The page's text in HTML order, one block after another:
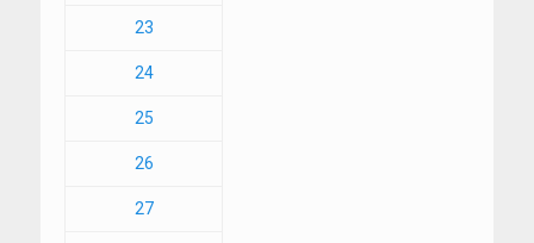
23
24
25
26
27